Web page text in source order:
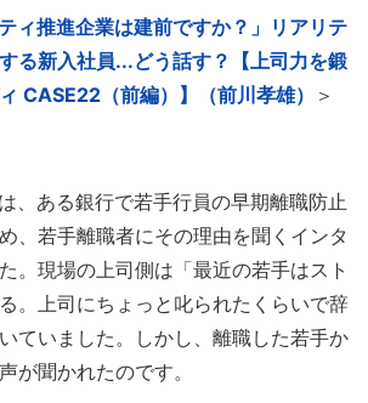
ィ推進企業は建前ですか？」リアリテ
る新入社員...どう話す？【上司力を鍛
CASE22（前編）】（前川孝雄）
＞
、ある銀行で若手行員の早期離職防止
、若手離職者にその理由を聞くインタ
。現場の上司側は「最近の若手はスト
。上司にちょっと叱られたくらいで辞
ていました。しかし、離職した若手か
が聞かれたのです。